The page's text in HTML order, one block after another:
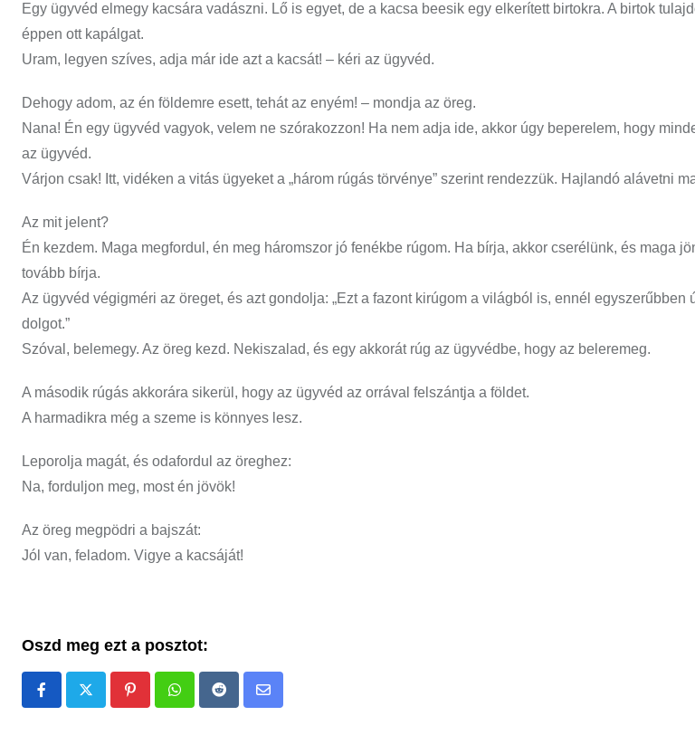
Egy ügyvéd elmegy kacsára vadászni. Lő is egyet, de a kacsa beesik egy elkerített birtokra. A birtok
éppen ott kapálgat.
Uram, legyen szíves, adja már ide azt a kacsát! – kéri az ügyvéd.
Dehogy adom, az én földemre esett, tehát az enyém! – mondja az öreg.
Nana! Én egy ügyvéd vagyok, velem ne szórakozzon! Ha nem adja ide, akkor úgy beperelem, hogy
az ügyvéd.
Várjon csak! Itt, vidéken a vitás ügyeket a „három rúgás törvénye” szerint rendezzük. Hajlandó alávetni
Az mit jelent?
Én kezdem. Maga megfordul, én meg háromszor jó fenékbe rúgom. Ha bírja, akkor cserélünk, és maga
tovább bírja.
Az ügyvéd végigméri az öreget, és azt gondolja: „Ezt a fazont kirúgom a világból is, ennél egyszerűbben
dolgot.”
Szóval, belemegy. Az öreg kezd. Nekiszalad, és egy akkorát rúg az ügyvédbe, hogy az beleremeg.
A második rúgás akkorára sikerül, hogy az ügyvéd az orrával felszántja a földet.
A harmadikra még a szeme is könnyes lesz.
Leporolja magát, és odafordul az öreghez:
Na, forduljon meg, most én jövök!
Az öreg megpödri a bajszát:
Jól van, feladom. Vigye a kacsáját!
Oszd meg ezt a posztot:
PinterestWhatsappReddit